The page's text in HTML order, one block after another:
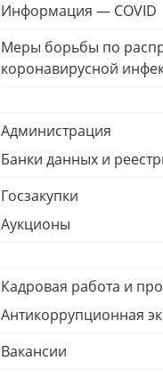
Информация — COVID
Меры борьбы по
коронавирусной
Администрация
Банки данных и
Госзакупки
Аукционы
Кадровая работа и
Антикоррупционная
Вакансии